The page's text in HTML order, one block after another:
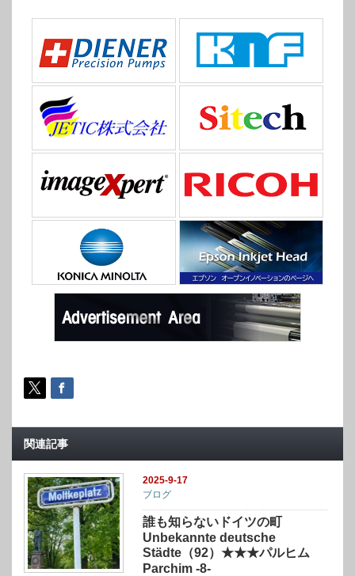
関連記事
2025-9-17
ブログ
誰も知らないドイツの町
Unbekannte deutsche
Städte（92）★★★パルヒム
Parchim -8-